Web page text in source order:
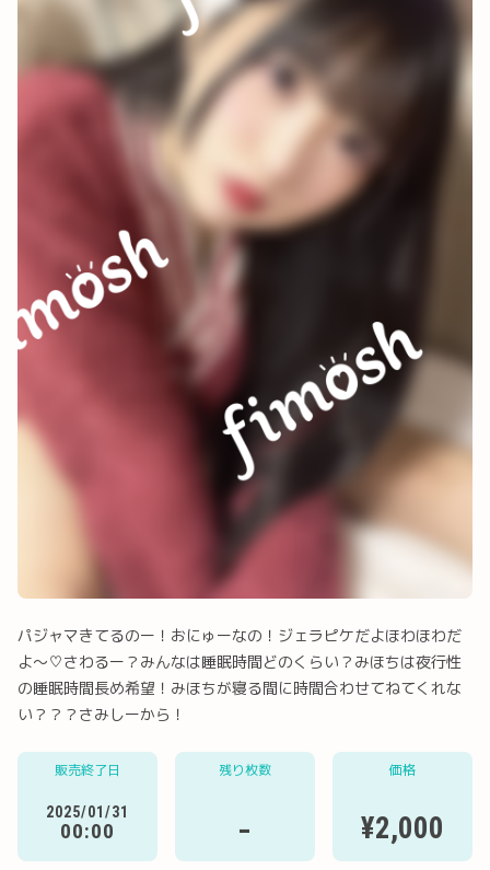
パジャマきてるのー！おにゅーなの！ジェラピケだよほわほわだ
よ〜♡さわるー？みんなは睡眠時間どのくらい？みほちは夜行性
の睡眠時間長め希望！みほちが寝る間に時間合わせてねてくれな
い？？？さみしーから！
販売終了日
2025/01/31
00:00
残り枚数
-
価格
¥2,000
URLコピー